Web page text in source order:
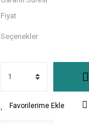
Fiyat
Seçenekler